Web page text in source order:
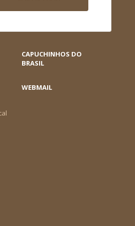
CAPUCHINHOS DO
BRASIL
WEBMAIL